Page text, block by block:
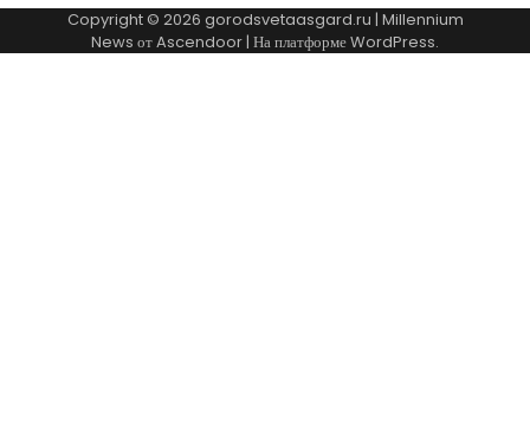
Copyright © 2026 gorodsvetaasgard.ru | Millennium
News отAscendoor| На платформеWordPress.